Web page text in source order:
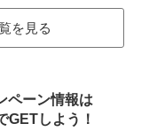
を見る
ペーン情報は
GETしよう！